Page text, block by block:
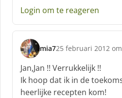
:Login om te reageren
mia7
s
c
h
r
e
25 februari 2012
Jan,Jan !! Verrukkelijk !!
Ik hoop dat ik in de
heerlijke recepten kom!